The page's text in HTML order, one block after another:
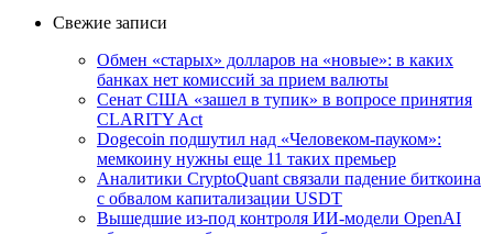
Свежие записи
Обмен «старых» долларов на «новые»: в каких
банках нет комиссий за прием валюты
Сенат США «зашел в тупик» в вопросе принятия
CLARITY Act
Dogecoin подшутил над «Человеком-пауком»:
мемкоину нужны еще 11 таких премьер
Аналитики CryptoQuant связали падение биткоина
с обвалом капитализации USDT
Вышедшие из-под контроля ИИ-модели OpenAI